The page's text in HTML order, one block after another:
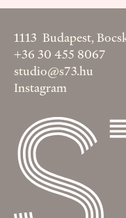
1113 Budapest,
+36 30 455 8067
studio@s73.hu
Instagram